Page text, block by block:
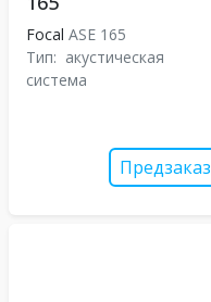
Focal ASE 165
Тип: акустическая
система
Предзаказ